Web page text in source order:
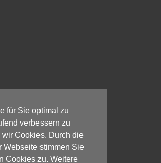
für Sie optimal zu
verbessern zu
Cookies. Durch die
Webseite stimmen Sie
Cookies zu. Weitere